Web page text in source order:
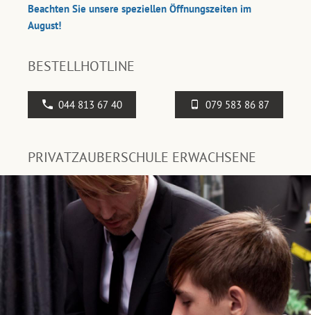
Beachten Sie unsere speziellen Öffnungszeiten im
August!
BESTELLHOTLINE
044 813 67 40 079 583 86 87
PRIVATZAUBERSCHULE ERWACHSENE